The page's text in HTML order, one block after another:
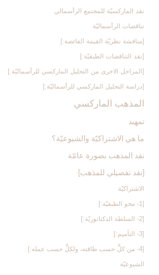
نقد الماركسيّة للمجتمع الرأسمالي
تناقضات الرأسماليّة
[مناقشة نظريّة القيمة الفائضة:]
[نقد التناقضات الطبقيّة:]
[المراحل الاخرى من التحليل الماركسي للرأسماليّة:]
[دراسة التحليل الماركسي للرأسماليّة:]
المذهب الماركسي‏
تمهيد
ما هي الاشتراكيّة والشيوعيّة؟
نقد المذهب بصورة عامّة
[نقد تفصيلي للمذهب‏]
الاشتراكيّة
[1- محو الطبقيّة:]
[2- السلطة الدكتاتوريّة:]
[3- التأميم:]
[4- من كلٍّ حسب طاقته، ولكلٍّ حسب عمله:]
الشيوعيّة